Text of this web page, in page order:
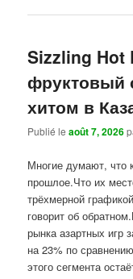
Sizzling Hot
фруктовый
хитом в
Publié leaoût 7, 2026
Многие думают, что
прошлое.Что их
трёхмерной
говорит об
рынка азартных игр
на 23% по
этого сегмента